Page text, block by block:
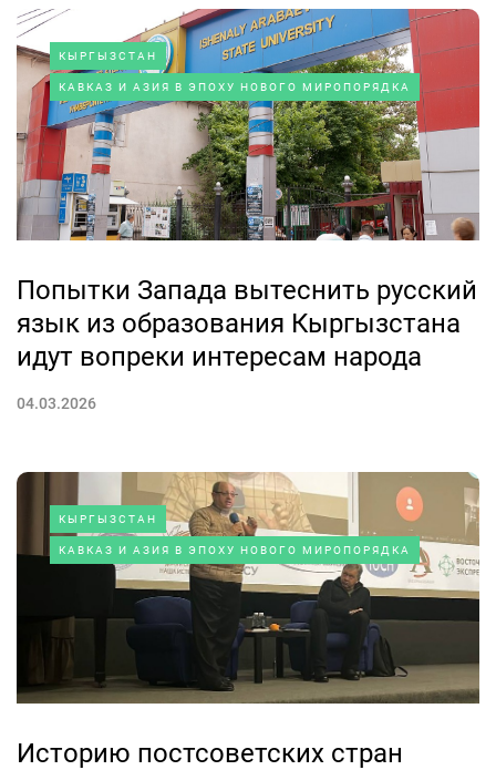
КЫРГЫЗСТАН
КАВКАЗ И АЗИЯ В ЭПОХУ НОВОГО МИРОПОРЯДКА
Попытки Запада вытеснить русский
язык из образования Кыргызстана
идут вопреки интересам народа
04.03.2026
КЫРГЫЗСТАН
КАВКАЗ И АЗИЯ В ЭПОХУ НОВОГО МИРОПОРЯДКА
Историю постсоветских стран